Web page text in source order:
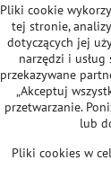
Pliki cookie
tej stronie,
dotyczących jej
narzędzi i
przekazywane
„Akceptuj
przetwarzanie.
lub
Pliki cookies w